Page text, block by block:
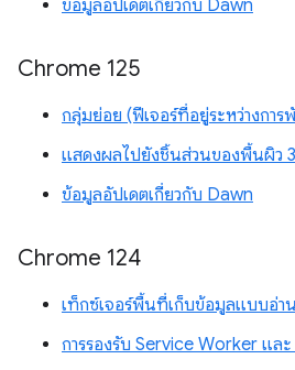
ข้อมูลอัปเดตเกี่ยวกับ Dawn
Chrome 125
กลุ่มย่อย (ฟีเจอร์ที่อยู่ระหว่างการ
แสดงผลไปยังชิ้นส่วนของพื้นผิว
ข้อมูลอัปเดตเกี่ยวกับ Dawn
Chrome 124
เท็กซ์เจอร์พื้นที่เก็บข้อมูลแบบอ่า
การรองรับ Service Worker แล